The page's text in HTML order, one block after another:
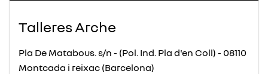
Talleres Arche
Pla De Matabous. s/n - (Pol. Ind. Pla d'en Coll) - 08110
Montcada i reixac (Barcelona)